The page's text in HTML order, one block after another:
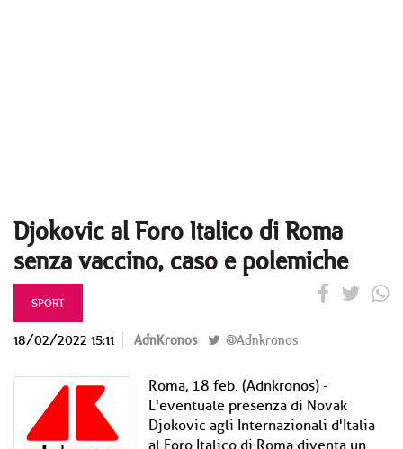
Djokovic al Foro Italico di Roma
senza vaccino, caso e polemiche
SPORT
18/02/2022 15:11 AdnKronos @Adnkronos
Roma, 18 feb. (Adnkronos) -
L'eventuale presenza di Novak
Djokovic agli Internazionali d'Italia
al Foro Italico di Roma diventa un